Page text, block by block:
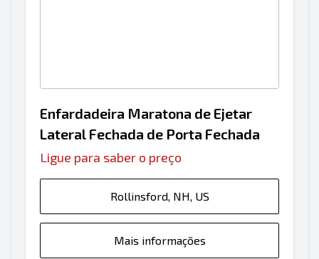
Enfardadeira Maratona de Ejetar
Lateral Fechada de Porta Fechada
Ligue para saber o preço
Rollinsford, NH, US
Mais informações